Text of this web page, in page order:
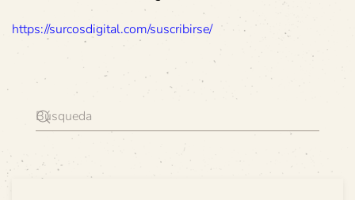
https://surcosdigital.com/suscribirse/